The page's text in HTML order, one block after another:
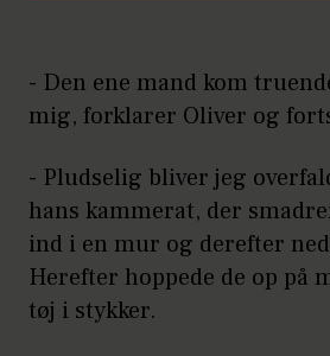
- Den ene mand kom
mig, forklarer Oliver og
- Pludselig bliver jeg
hans kammerat, der
ind i en mur og derefter
Herefter hoppede de op på
tøj i stykker.